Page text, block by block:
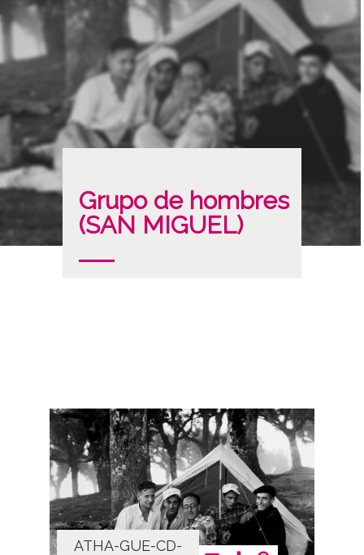
Grupo de hombres
(SAN MIGUEL)
ATHA-GUE-CD-